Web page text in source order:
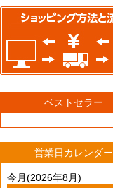
ベストセラー
営業日カレンダー
今月(2026年8月)